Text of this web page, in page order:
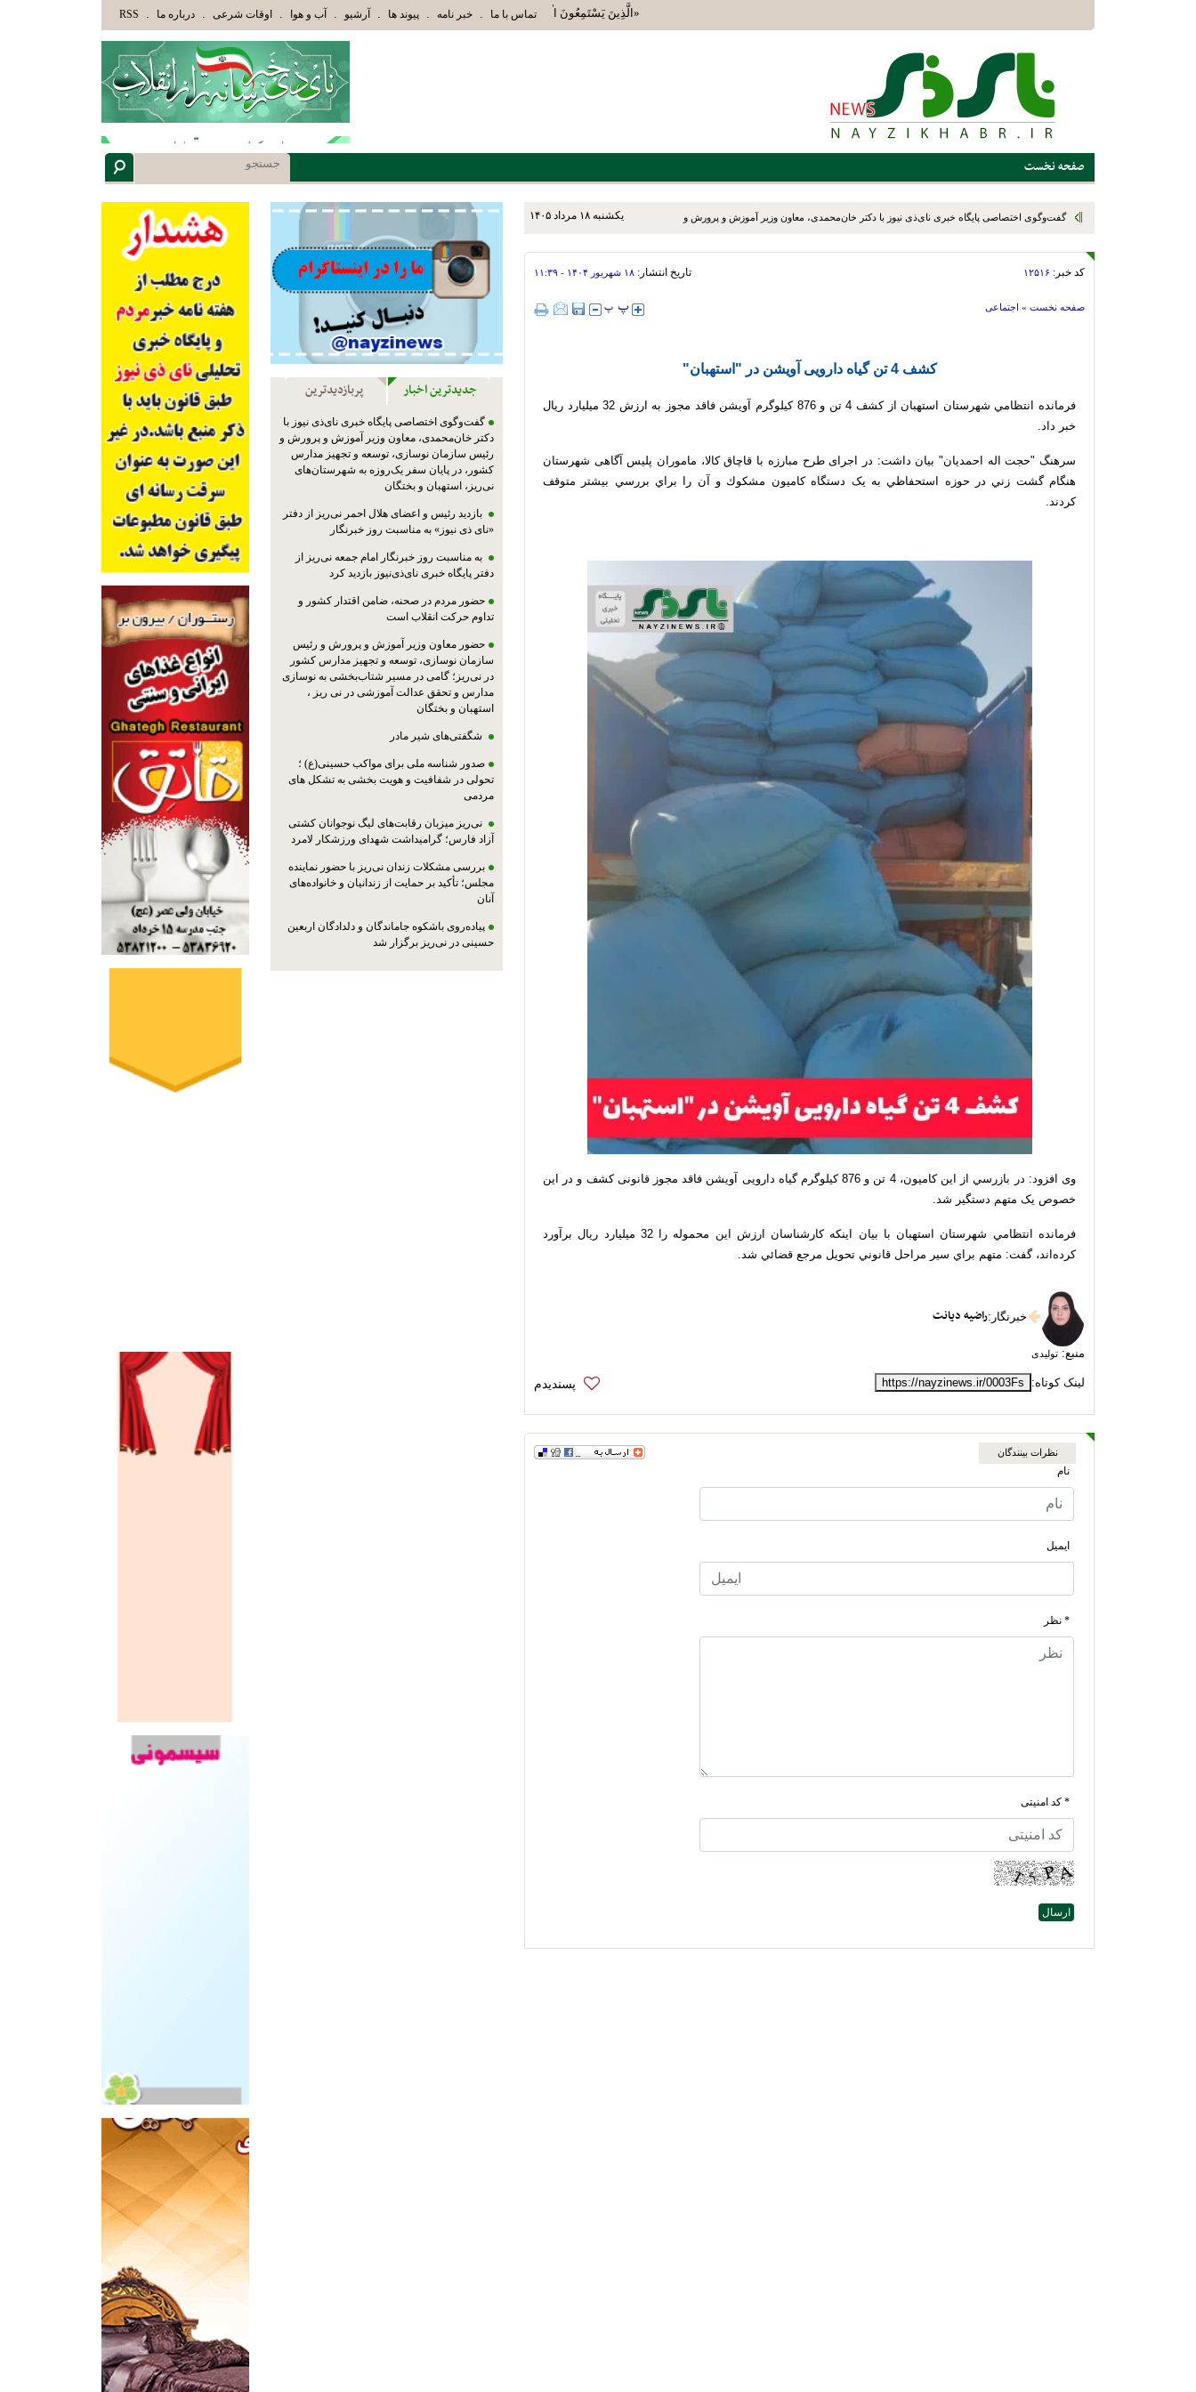
«الَّذِينَ يَسْتَمِعُونَ الْقَوْلَ فَيَتَّبِعُونَ أَحْسَنَهُ أُوْلَئِكَ الَّذِينَ هَدَاهُمُ اللَّهُ وَأُوْلَئِكَ هُمْ أُوْلُوا الْأَلْبَابِ» عاقلان هدایت یافته،حرفها را میشنوند و سپس
تماس با ما . خبر نامه . پیوند ها . آرشیو . آب و هوا . اوقات شرعی . درباره ما .
RSS
صفحه نخست
يکشنبه ۱۸ مرداد ۱۴۰۵ گفت‌وگوی اختصاصی پایگاه خبری نای‌ذی نیوز با دکتر خان‌محمدی، معاون وزیر آموزش و پرورش و
استهبان و بختگانکد خبر: ۱۲۵۱۶ تاریخ انتشار: ۱۸ شهريور ۱۴۰۴ - ۱۱:۳۹
صفحه نخست » اجتماعی
کشف 4 تن گياه دارویی آویشن در "استهبان"
فرمانده انتظامي شهرستان استهبان از کشف 4 تن و 876 کیلوگرم آویشن فاقد مجوز به ارزش 32 میلیارد ريال
خبر داد.
سرهنگ "حجت اله احمدیان" بیان داشت: در اجرای طرح مبارزه با قاچاق كالا، ماموران پلیس آگاهی شهرستان
هنگام گشت زني در حوزه استحفاظي به یک دستگاه کامیون مشكوك و آن را براي بررسي بيشتر متوقف
كردند.
وی افزود: در بازرسي از اين کامیون، 4 تن و 876 کیلوگرم گیاه دارویی آویشن فاقد مجوز قانونی كشف و در این
خصوص یک متهم دستگير شد.
فرمانده انتظامي شهرستان استهبان با بيان اينكه كارشناسان ارزش این محموله را 32 میلیارد ريال برآورد
كرده‌اند، گفت: متهم براي سير مراحل قانوني تحويل مرجع قضائي شد.
خبرنگار :راضیه دیانت
منبع: تولیدی
لینک کوتاه: https://nayzinews.ir/0003Fs
نظرات بینندگان
نام
ایمیل
* نظر
* کد امنیتی
جدیدترین اخبار پربازدیدترین
گفت‌وگوی اختصاصی پایگاه خبری نای‌ذی نیوز با
دکتر خان‌محمدی، معاون وزیر آموزش و پرورش و
رئیس سازمان نوسازی، توسعه و تجهیز مدارس
کشور، در پایان سفر یک‌روزه به شهرستان‌های
نی‌ریز، استهبان و بختگان
بازدید رئیس و اعضای هلال احمر نی‌ریز از دفتر
«نای ذی نیوز» به مناسبت روز خبرنگار
به مناسبت روز خبرنگار امام جمعه نی‌ریز از
دفتر پایگاه خبری نای‌ذی‌نیوز بازدید کرد
حضور مردم در صحنه، ضامن اقتدار کشور و
تداوم حرکت انقلاب است
حضور معاون وزیر آموزش و پرورش و رئیس
سازمان نوسازی، توسعه و تجهیز مدارس کشور
در نی‌ریز؛ گامی در مسیر شتاب‌بخشی به نوسازی
مدارس و تحقق عدالت آموزشی در نی ریز ،
استهبان و بختگان
شگفتی‌های شیر مادر
صدور شناسه ملی برای مواکب حسینی(ع) ؛
تحولی در شفافیت و هویت بخشی به تشکل های
مردمی
نی‌ریز میزبان رقابت‌های لیگ نوجوانان کشتی
آزاد فارس؛ گرامیداشت شهدای ورزشکار لامرد
بررسی مشکلات زندان نی‌ریز با حضور نماینده
مجلس؛ تأکید بر حمایت از زندانیان و خانواده‌های
آنان
پیاده‌روی باشکوه جاماندگان و دلدادگان اربعین
حسینی در نی‌ریز برگزار شد